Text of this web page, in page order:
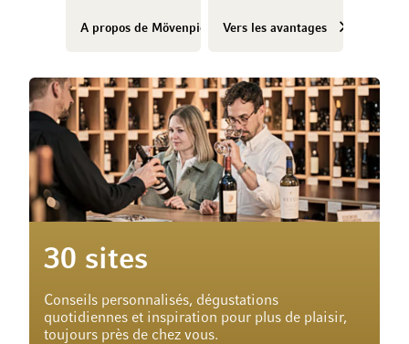
A propos de Mövenpick VinsVers les avantages
30 sites
Conseils personnalisés, dégustations
quotidiennes et inspiration pour plus de plaisir,
toujours près de chez vous.